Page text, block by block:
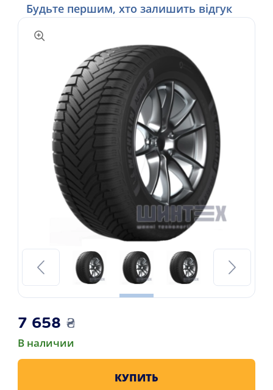
Будьте першим, хто залишить відгук
7 658 ₴
В наличии
КУПИТЬ